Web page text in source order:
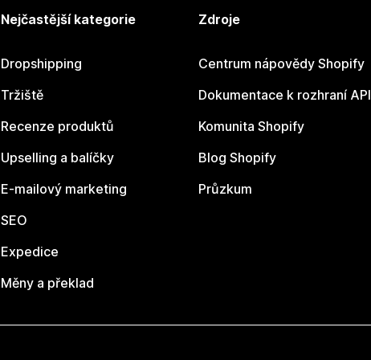
Nejčastější kategorie
Dropshipping
Tržiště
Recenze produktů
Upselling a balíčky
E-mailový marketing
SEO
Expedice
Měny a překlad
Zdroje
Centrum nápovědy Shopify
Dokumentace k rozhraní API
Komunita Shopify
Blog Shopify
Průzkum